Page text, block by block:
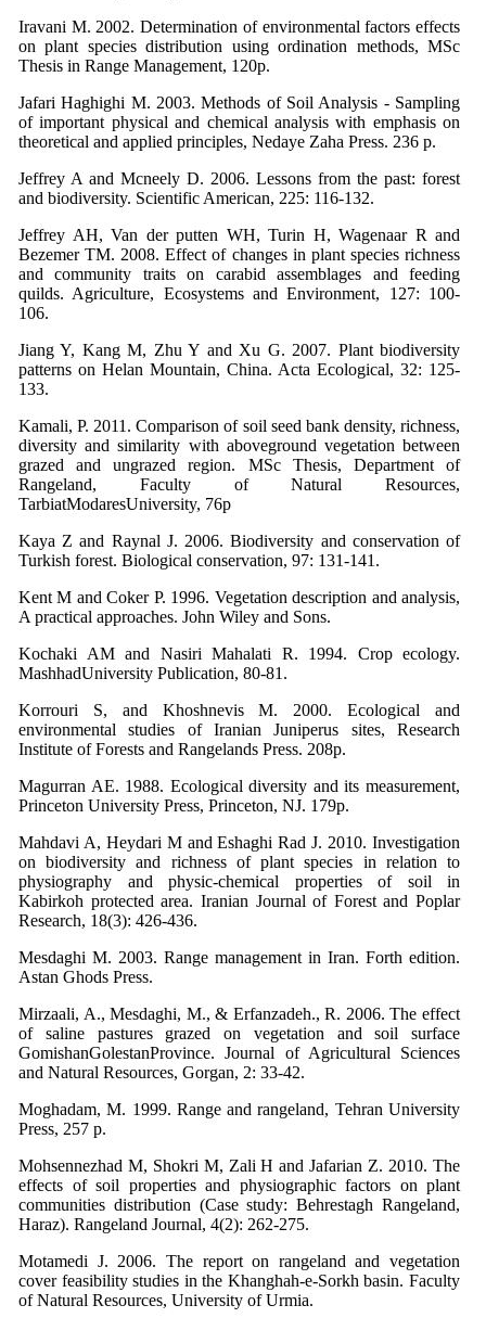
Iravani M. 2002. Determination of environmental factors effects
on plant species distribution using ordination methods, MSc
Thesis in Range Management, 120p.
Jafari Haghighi M. 2003. Methods of Soil Analysis - Sampling
of important physical and chemical analysis with emphasis on
theoretical and applied principles, Nedaye Zaha Press. 236 p.
Jeffrey A and Mcneely D. 2006. Lessons from the past: forest
and biodiversity. Scientific American, 225: 116-132.
Jeffrey AH, Van der putten WH, Turin H, Wagenaar R and
Bezemer TM. 2008. Effect of changes in plant species richness
and community traits on carabid assemblages and feeding
quilds. Agriculture, Ecosystems and Environment, 127: 100-
106.
Jiang Y, Kang M, Zhu Y and Xu G. 2007. Plant biodiversity
patterns on Helan Mountain, China. Acta Ecological, 32: 125-
133.
Kamali, P. 2011. Comparison of soil seed bank density, richness,
diversity and similarity with aboveground vegetation between
grazed and ungrazed region. MSc Thesis, Department of
Rangeland, Faculty of Natural Resources,
TarbiatModaresUniversity, 76p
Kaya Z and Raynal J. 2006. Biodiversity and conservation of
Turkish forest. Biological conservation, 97: 131-141.
Kent M and Coker P. 1996. Vegetation description and analysis,
A practical approaches. John Wiley and Sons.
Kochaki AM and Nasiri Mahalati R. 1994. Crop ecology.
MashhadUniversity Publication, 80-81.
Korrouri S, and Khoshnevis M. 2000. Ecological and
environmental studies of Iranian Juniperus sites, Research
Institute of Forests and Rangelands Press. 208p.
Magurran AE. 1988. Ecological diversity and its measurement,
Princeton University Press, Princeton, NJ. 179­p.
Mahdavi A, Heydari M and Eshaghi Rad J. 2010. Investigation
on biodiversity and richness of plant species in relation to
physiography and physic-chemical properties of soil in
Kabirkoh protected area. Iranian Journal of Forest and Poplar
Research, 18(3): 426-436.
Mesdaghi M. 2003. Range management in Iran. Forth edition.
Astan Ghods Press.
Mirzaali, A., Mesdaghi, M., & Erfanzadeh., R. 2006. The effect
of saline pastures grazed on vegetation and soil surface
GomishanGolestanProvince. Journal of Agricultural Sciences
and Natural Resources, Gorgan, 2: 33-42.
Moghadam, M. 1999. Range and rangeland, Tehran University
Press, 257 p.
Mohsennezhad M, Shokri M, Zali H and Jafarian Z. 2010. The
effects of soil properties and physiographic factors on plant
communities distribution (Case study: Behrestagh Rangeland,
Haraz). Rangeland Journal, 4(2): 262-275.
Motamedi J. 2006. The report on rangeland and vegetation
cover feasibility studies in the Khanghah-e-Sorkh basin. Faculty
of Natural Resources, University of Urmia.